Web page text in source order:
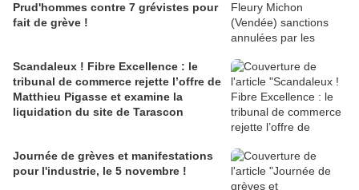
Prud'hommes contre 7 grévistes pour
fait de grève !
Scandaleux ! Fibre Excellence : le
tribunal de commerce rejette l’offre de
Matthieu Pigasse et examine la
liquidation du site de Tarascon
Journée de grèves et manifestations
pour l'industrie, le 5 novembre !